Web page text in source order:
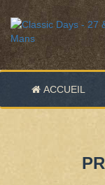
ACCUEIL